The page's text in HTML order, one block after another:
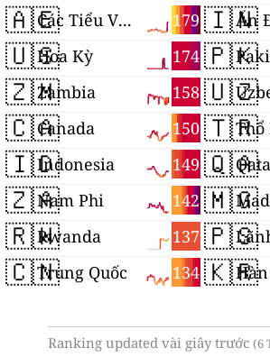
🇦🇪 179
Các Tiểu Vương quốc Ả Rập Thống nhất
🇺🇸 174
Hoa Kỳ
🇿🇲 158
Zambia
🇨🇦 150
Canada
🇮🇩 149
Indonesia
🇿🇦 142
Nam Phi
🇷🇼 137
Rwanda
🇨🇳 134
Trung Quốc
🇮🇳
Ấn
🇵🇰
🇺🇿
🇹🇷
🇶🇦
🇲🇬
🇵🇸
🇰🇷
Ranking updated vài giây trước (6